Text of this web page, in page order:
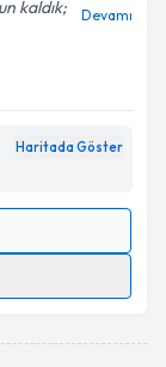
kaldık;
Devamı
Haritada Göster
için bir